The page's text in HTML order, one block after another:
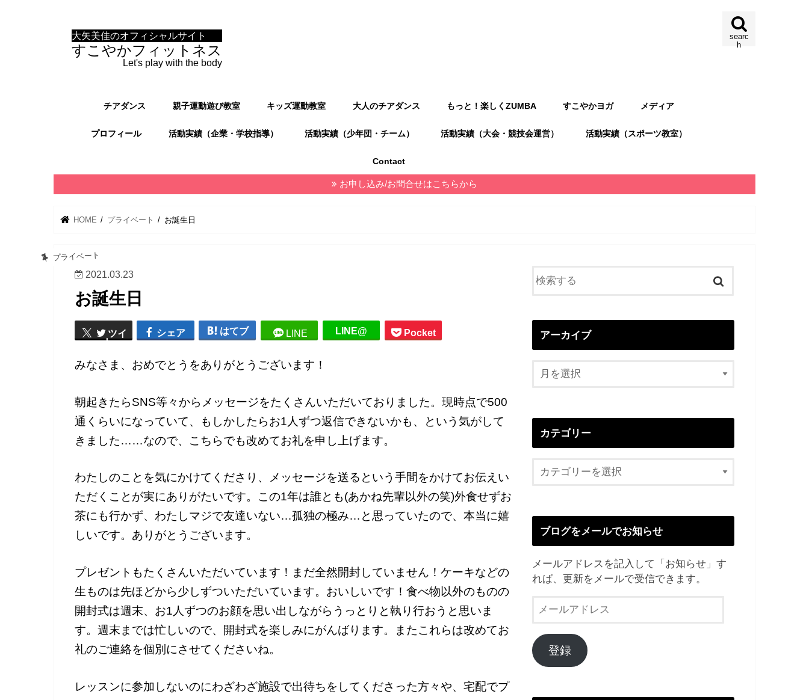
大矢美佳のオフィシャルサイト
すこやかフィットネス
Let's play with the body
searc
h
チアダンス 親子運動遊び教室 キッズ運動教室 大人のチアダンス もっと！楽しくZUMBA すこやかヨガ メディア
プロフィール 活動実績（企業・学校指導） 活動実績（少年団・チーム） 活動実績（大会・競技会運営） 活動実績（スポーツ教室）
Contact
お申し込み/お問合せはこちらから
HOME プライベート お誕生日
プライベート
2021.03.23
お誕生日
ツイ
ート
シェア はてブ LINE LINE@ Pocket
みなさま、おめでとうをありがとうございます！
朝起きたらSNS等々からメッセージをたくさんいただいておりました。現時点で500
通くらいになっていて、もしかしたらお1人ずつ返信できないかも、という気がして
きました……なので、こちらでも改めてお礼を申し上げます。
わたしのことを気にかけてくださり、メッセージを送るという手間をかけてお伝えい
ただくことが実にありがたいです。この1年は誰とも(あかね先輩以外の笑)外食せずお
茶にも行かず、わたしマジで友達いない…孤独の極み…と思っていたので、本当に嬉
しいです。ありがとうございます。
プレゼントもたくさんいただいています！まだ全然開封していません！ケーキなどの
生ものは先ほどから少しずついただいています。おいしいです！食べ物以外のものの
開封式は週末、お1人ずつのお顔を思い出しながらうっとりと執り行おうと思いま
す。週末までは忙しいので、開封式を楽しみにがんばります。またこれらは改めてお
礼のご連絡を個別にさせてくださいね。
レッスンに参加しないのにわざわざ施設で出待ちをしてくださった方々や、宅配でプ
アーカイブ
カテゴリー
ブログをメールでお知らせ
メールアドレスを記入して「お知らせ」す
れば、更新をメールで受信できます。
ル
ア
ド
登録